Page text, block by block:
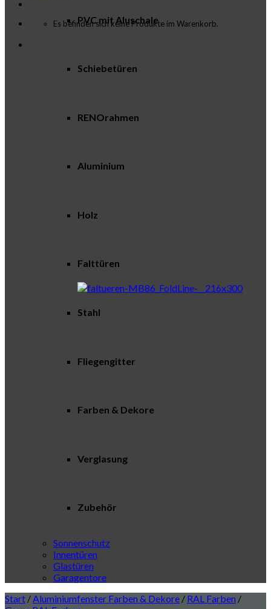
Es befinden sich keine Produkte im Warenkorb.
PVC mit Aluschale
Schiebetüren
RENOrahmen
Aluminium
Holz
Falttüren
Stahl
Fliegengitter
Farben & Dekore
Verglasung
Zubehör
Sonnenschutz
Innentüren
Glastüren
Garagentore
Start /Aluminiumfenster Farben & Dekore / RAL Farben /